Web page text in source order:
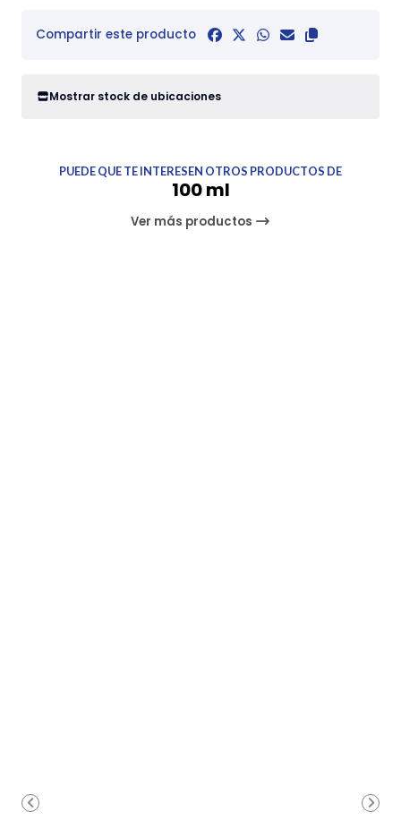
Compartir este producto
Mostrar stock de ubicaciones
PUEDE QUE TE INTERESEN OTROS PRODUCTOS DE
100 ml
Ver más productos